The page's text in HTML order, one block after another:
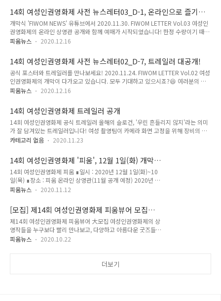
니다! 즐거운 영화 감상 후 소감을 나누고 싶다면 '문자로 리뷰 공유하기 이벤트'도
참여해주세요👏 출품공모 본선 진출작 발표 소식도 전해드립니다. 피움 온라인 상영
관에서 영화를 감상하실 수 있어요! 여성인권영화제 개막식이 12월 1일 화요일, '여
성인권영화제' 유튜브 채널에서 진행됩니다. 출품공모 역대 최다 339편의 출품작 가
운데 본선에 진출한 26편의 작품..
14회 여성인권영화제 사전 뉴스레터03_D-1, 온라인으로 즐기는
개막식&영화제
개막식 'FIWOM NEWS' 유튜브에서 2020.11.30. FIWOM LETTER Vol.03 여성인
권영화제의 온라인 상영관 공개와 함께 예매가 시작되었습니다! 한정 수량이기 때문
에 매진될 수 있으니 서둘러주세요🏃‍♀️ 또한, 개막식과 다양한 이벤트가 진행될 예정
지금 바로 예매하세요. 여성인권영화제 개막식 'FIWOM NEWS'가 12월 1일 화요일,
'여성인권영화제' 유튜브 채널에서 진행됩니다. 여성인권영화제 SNS에서 나만의 슬
로건 만들기, 댓글로 영화 같이 보고 싶은 친구 태그하기 등 다양한 이벤트를 시작했
어요! 온라인 무료 상영으로 진행되는 여성인권영화제는 여러분의 후원과 참여로 만
들어집니다🙆‍♀️ 네이버 해..
피움뉴스 2020.12.16
14회 여성인권영화제 사전 뉴스레터02_D-7, 트레일러 대공개!
공식 포스터와 트레일러를 만나보세요! 2020.11.24. FIWOM LETTER Vol.02 여성
인권영화제의 개막이 다가오고 있습니다. 모두 기대하고 있으시죠?😆 여러분의 기
대감을 더욱 증폭시킬 14회 여성인권영화제 공식 포스터와 트레일러를 오늘 공개합
인권영화제 '우린 흔들리지 않지' 공식 포스터 디자이너 : Studio fych 김희애 14회
여성인권영화제의 공식 포스터가 공개되었습니다! 우리를 흔들리게 하는 많은 상황
속에서도 굳건히 자리 잡아 정해진 길을 가는 레일처럼 성평등 사회로 가는 여정 중
흔들리지 않을 우리의 의지를 담았습니다😍 포스터 소개 보기 14회 여성인권영화제
트레일러 공개 [제작] 연출·각본·음악·편..
피움뉴스 2020.12.16
14회 여성인권영화제 트레일러 공개
14회 여성인권영화제 공식 트레일러 올해의 슬로건, '우린 흔들리지 않지'라는 의미
가 잘 담겨있는 트레일러입니다! 여성 촬영팀이 카메라 화면 고정을 위해 장비의 수
평을 맞추는 모습과 촬영하는 결연한 눈빛을 통해 어떤 상황에도 흔들리지 않을 우리
영/색보정 - 오희원 조연출/미술 - 류현아 촬영부 - 최윤주 동시녹음/믹싱 - 오세연
[출연] 자영 - 김자영 민애 - 오민애
카테고리 없음 2020.11.23
14회 여성인권영화제 '피움', 12월 1일(화) 개막
예정
14회 여성인권영화제 피움 ∎일시 : 2020년 12월 1일(화)~10
일(목) ∎장소 : 피움 온라인 상영관(11월 공개 예정) 2020년 12
월 1일(화)~10일(목), 14회 여성인권영화제가 진행됩니다! 전
실 수 있습니다:) 특별히 올해는 역대 상영작 증 엄선한 영화를
앵콜 상영합니다. 여성 인권 관련 다양한 주제의 영화를 '피움'에
서 만나보세요! 온라인 상영관은 11월 말에 공개됩니다. 예매 오
픈을 기다려주세요! 14회 여성인권영화제, 2배로 즐기는 방법
하나, 개막식, 폐막식 함께 하기 둘, '감독과의 대화' & '피움톡
피움뉴스 2020.11.12
[모집] 제14회 여성인권영화제 피움뷰어 모집
(~10/28)
제14회 여성인권영화제 피움뷰어 大모집 여성인권영화제의 상
영작들을 누구보다 빨리 만나보고, 다양하고 아름다운 굿즈들까
지 받아볼 수 있는 대외활동이 있다?! 폭력과 차별이 난무하는
지원하신다면, 확실하게 모시겠습니다! 신청 링크 :
피움뉴스 2020.10.22
더보기